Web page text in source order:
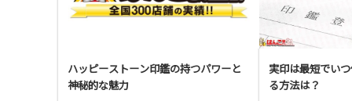
ハッピーストーン印鑑の持つパワーと
神秘的な魅力
実印は最短でい
る方法は？